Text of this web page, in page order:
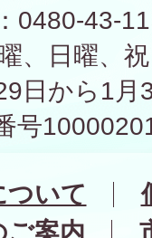
0480-43-
、日曜、
日から1
号
ついて
ご案内